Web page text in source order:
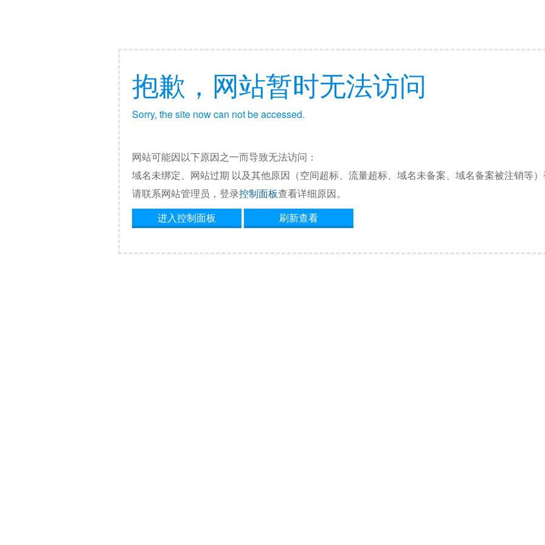
抱歉，网站暂时无法访问
Sorry, the site now can not be accessed.
网站可能因以下原因之一而导致无法访问：
域名未绑定、网站过期 以及其他原因（空间超标、流量超标、域名未备案、域名备案被注销等）
请联系网站管理员，登录控制面板查看详细原因。
进入控制面板
刷新查看